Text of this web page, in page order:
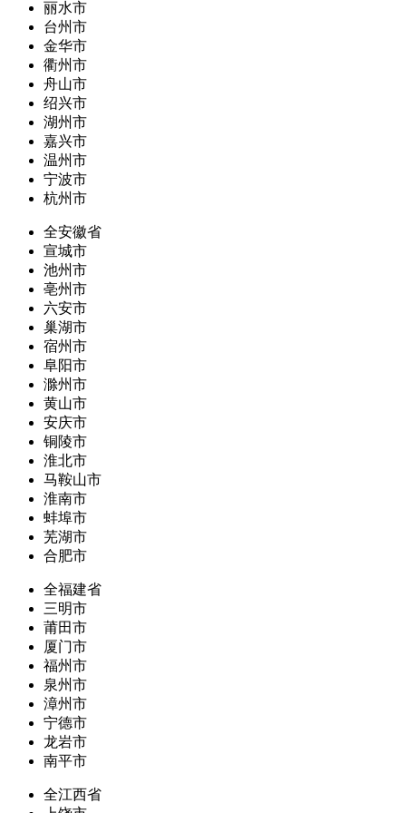
丽水市
台州市
金华市
衢州市
舟山市
绍兴市
湖州市
嘉兴市
温州市
宁波市
杭州市
全安徽省
宣城市
池州市
亳州市
六安市
巢湖市
宿州市
阜阳市
滁州市
黄山市
安庆市
铜陵市
淮北市
马鞍山市
淮南市
蚌埠市
芜湖市
合肥市
全福建省
三明市
莆田市
厦门市
福州市
泉州市
漳州市
宁德市
龙岩市
南平市
全江西省